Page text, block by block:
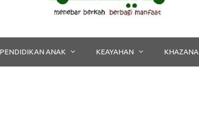
PENDIDIKAN ANAK KEAYAHAN